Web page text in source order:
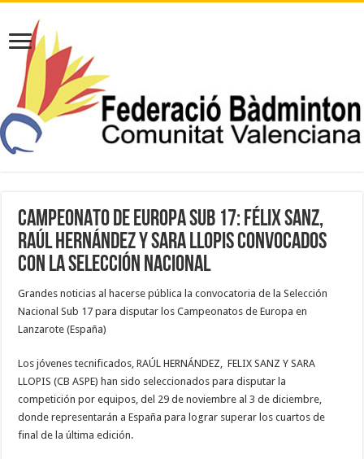
CAMPEONATO DE EUROPA SUB 17: FÉLIX SANZ,
RAÚL HERNÁNDEZ Y SARA LLOPIS CONVOCADOS
CON LA SELECCIÓN NACIONAL
Grandes noticias al hacerse pública la convocatoria de la Selección
Nacional Sub 17 para disputar los Campeonatos de Europa en
Lanzarote (España)
Los jóvenes tecnificados, RAÚL HERNÁNDEZ, FELIX SANZ Y SARA
LLOPIS (CB ASPE) han sido seleccionados para disputar la
competición por equipos, del 29 de noviembre al 3 de diciembre,
donde representarán a España para lograr superar los cuartos de
final de la última edición.